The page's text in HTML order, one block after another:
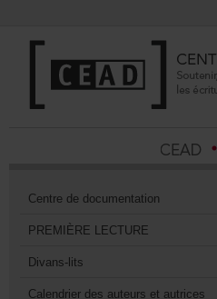
Centrededocumentation
PREMIÈRELECTURE
Divans-lits
Calendrierdesauteursetautrices